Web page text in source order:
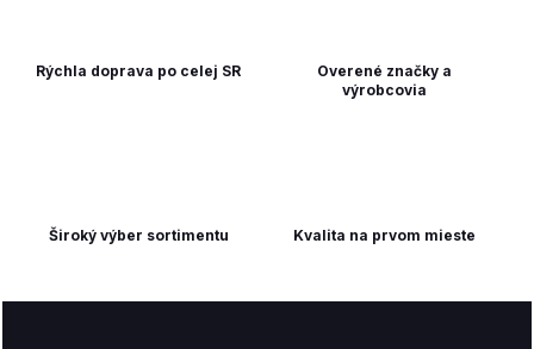
Kvalita na prvom mieste
Overené značky a
výrobcovia
Rýchla doprava po celej SR
Široký výber sortimentu